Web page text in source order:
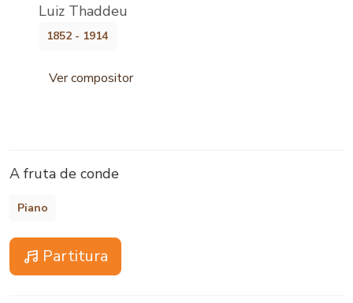
Luiz Thaddeu
1852 - 1914
Ver compositor
A fruta de conde
Piano
Partitura